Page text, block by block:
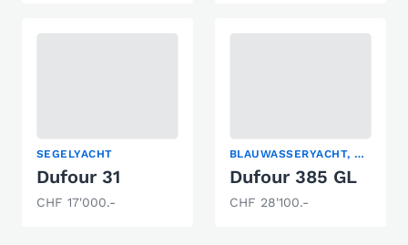
SEGELYACHT
Dufour 31
CHF 17'000.-
BLAUWASSERYACHT, KLASSISCHE SEGELYACHT, SEGELYACHT
Dufour 385 GL
CHF 28'100.-